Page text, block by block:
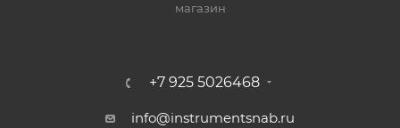
магазин
+7 925 5026468
info@instrumentsnab.ru